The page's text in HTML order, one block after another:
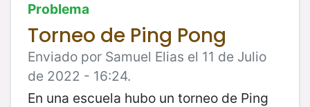
Problema
Torneo de Ping Pong
Enviado por Samuel Elias el 11 de Julio
de 2022 - 16:24.
En una escuela hubo un torneo de Ping